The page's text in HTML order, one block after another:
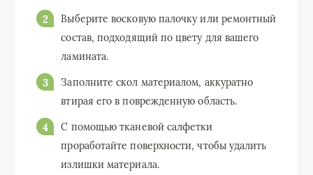
Выберите восковую палочку или ремонтный
состав, подходящий по цвету для вашего
ламината.
Заполните скол материалом, аккуратно
втирая его в поврежденную область.
С помощью тканевой салфетки
проработайте поверхности, чтобы удалить
излишки материала.